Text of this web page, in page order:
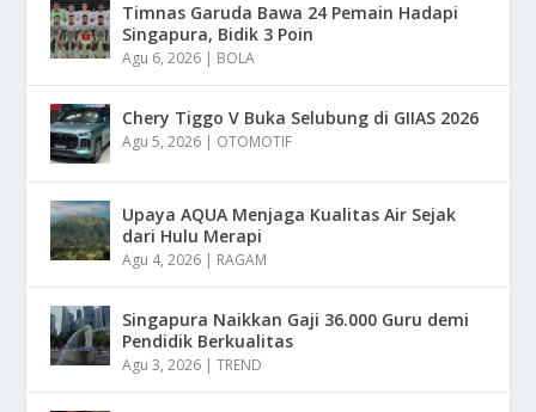
Timnas Garuda Bawa 24 Pemain Hadapi
Singapura, Bidik 3 Poin
Agu 6, 2026 | BOLA
Chery Tiggo V Buka Selubung di GIIAS 2026
Agu 5, 2026 | OTOMOTIF
Upaya AQUA Menjaga Kualitas Air Sejak
dari Hulu Merapi
Agu 4, 2026 | RAGAM
Singapura Naikkan Gaji 36.000 Guru demi
Pendidik Berkualitas
Agu 3, 2026 |TREND